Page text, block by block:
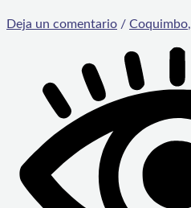
Deja un comentario / Coquimbo,